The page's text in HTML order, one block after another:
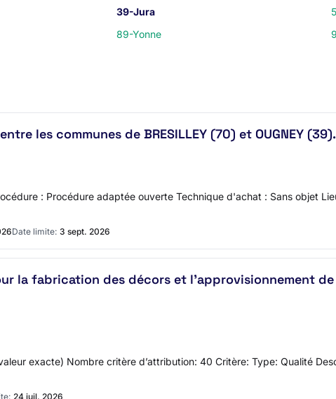
39-Jura
89-Yonne
les communes de BRESILLEY (70) et OUGNEY (39).
: Procédure adaptée ouverte Technique d'achat : Sans objet
Date limite: 3 sept. 2026
la fabrication des décors et l’approvisionnement
exacte) Nombre critère d’attribution: 40 Critère: Type: Qualité
24 juil. 2026